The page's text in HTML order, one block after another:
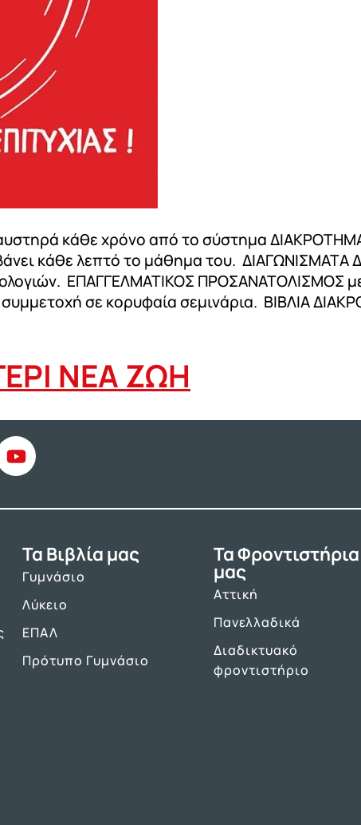
αυστηρά κάθε χρόνο από το σύστημα
κάθε λεπτό το μάθημα του. ΔΙΑΓΩΝΙΣΜΑΤΑ
ΕΠΑΓΓΕΛΜΑΤΙΚΟΣ ΠΡΟΣΑΝΑΤΟΛΙΣΜΟΣ
σε κορυφαία σεμινάρια. ΒΙΒΛΙΑ
ΝΕΑ ΖΩΗ
Τα Βιβλία μας
Γυμνάσιο
Λύκειο
ΕΠΑΛ
Πρότυπο Γυμνάσιο
Τα Φροντιστήρια
μας
Αττική
Πανελλαδικά
Διαδικτυακό
φροντιστήριο